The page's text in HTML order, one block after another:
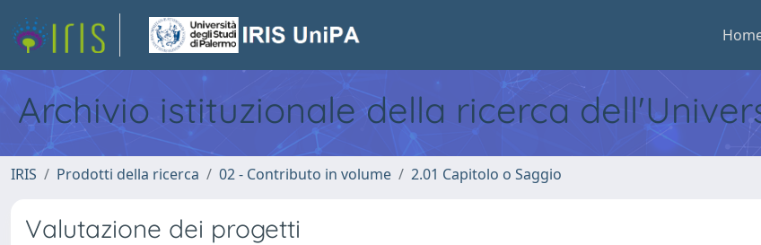
Archivio istituzionale della ricerca
IRIS Prodotti della ricerca 02 - Contributo in volume 2.01 Capitolo o Saggio
Valutazione dei progetti